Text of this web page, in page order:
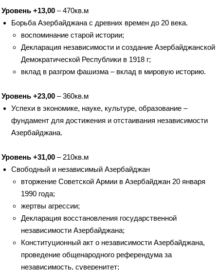
Уровень +13,00 – 470кв.м
Борьба Азербайджана с древних времен до 20 века.
воспоминание старой истории;
Декларация независимости и создание Азербайджанской
Демократической Республики в 1918 г;
вклад в разгром фашизма – вклад в мировую историю.
Уровень +23,00 – 360кв.м
Успехи в экономике, науке, культуре, образование –
фундамент для достижения и отстаивания независимости
Азербайджана.
Уровень +31,00 – 210кв.м
Свободный и независимый Азербайджан
вторжение Советской Армии в Азербайджан 20 января
1990 года;
жертвы агрессии;
Декларация восстановления государственной
независимости Азербайджана;
Конституционный акт о независимости Азербайджана,
проведение общенародного референдума за
независимость, суверенитет;